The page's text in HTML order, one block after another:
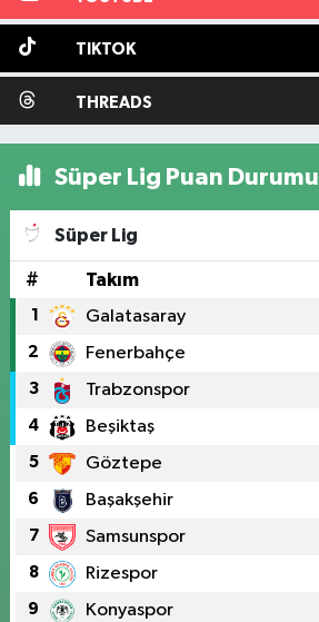
TIKTOK
THREADS
Süper Lig Puan Durumu
Süper Lig
# Takım
1 Galatasaray
2 Fenerbahçe
3 Trabzonspor
4 Beşiktaş
5 Göztepe
6 Başakşehir
7 Samsunspor
8 Rizespor
9 Konyaspor